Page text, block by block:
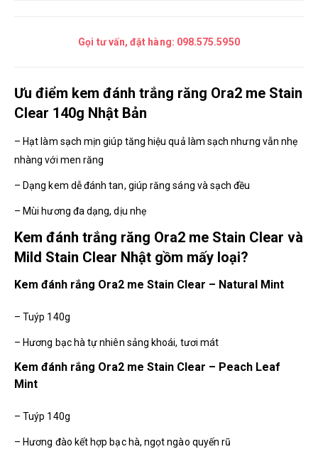
Gọi tư vấn, đặt hàng: 098.575.5950
Ưu điểm kem đánh trắng răng Ora2 me Stain
Clear 140g Nhật Bản
– Hạt làm sạch mịn giúp tăng hiệu quả làm sạch nhưng vẫn nhẹ
nhàng với men răng
– Dạng kem dễ đánh tan, giúp răng sáng và sạch đều
– Mùi hương đa dạng, dịu nhẹ
Kem đánh trắng răng Ora2 me Stain Clear và
Mild Stain Clear Nhật gồm mấy loại?
Kem đánh rắng Ora2 me Stain Clear – Natural Mint
– Tuýp 140g
– Hương bạc hà tự nhiên sảng khoái, tươi mát
Kem đánh rắng Ora2 me Stain Clear – Peach Leaf
Mint
– Tuýp 140g
– Hương đào kết hợp bạc hà, ngọt ngào quyến rũ